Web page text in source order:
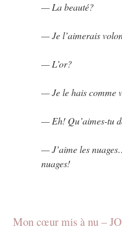
— La beauté?
— Je l’aimerais
— L’or?
— Je le hais comme
— Eh! Qu’aimes-tu
— J’aime les
nuages!
Mon cœur mis à nu –